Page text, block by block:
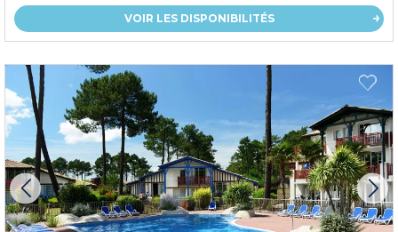
VOIR LES DISPONIBILITÉS